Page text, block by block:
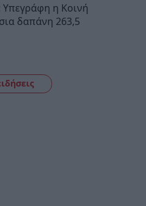
Υπεγράφη η Κοινή
δαπάνη 263,5